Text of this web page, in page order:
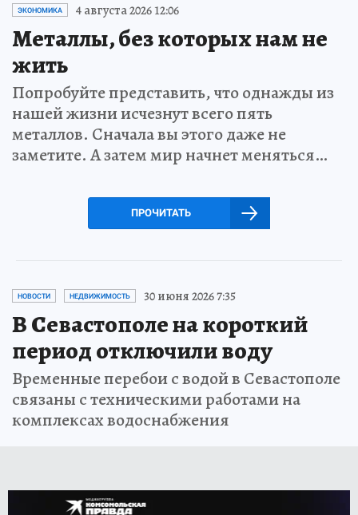
ЭКОНОМИКА 4 августа 2026 12:06
Металлы, без которых нам не
жить
Попробуйте представить, что однажды из
нашей жизни исчезнут всего пять
металлов. Сначала вы этого даже не
заметите. А затем мир начнет меняться…
ПРОЧИТАТЬ
НОВОСТИ НЕДВИЖИМОСТЬ 30 июня 2026 7:35
В Севастополе на короткий
период отключили воду
Временные перебои с водой в Севастополе
связаны с техническими работами на
комплексах водоснабжения